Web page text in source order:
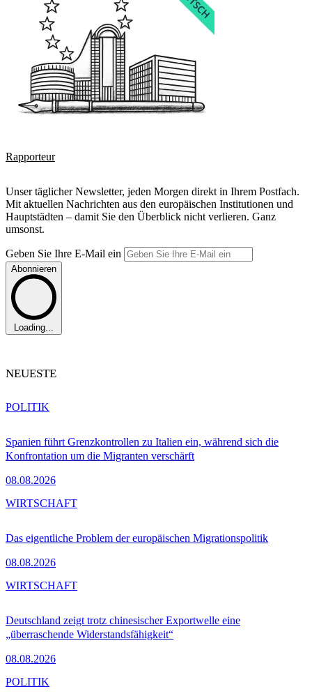
Rapporteur
Unser täglicher Newsletter, jeden Morgen direkt in Ihrem Postfach.
Mit aktuellen Nachrichten aus den europäischen Institutionen und
Hauptstädten – damit Sie den Überblick nicht verlieren. Ganz
umsonst.
Geben Sie Ihre E-Mail ein
Abonnieren
Loading...
NEUESTE
Spanien führt Grenzkontrollen zu Italien ein, während sich die
Konfrontation um die Migranten verschärft
08.08.2026
POLITIK
Das eigentliche Problem der europäischen Migrationspolitik
08.08.2026
WIRTSCHAFT
Deutschland zeigt trotz chinesischer Exportwelle eine
„überraschende Widerstandsfähigkeit“
08.08.2026
WIRTSCHAFT
POLITIK